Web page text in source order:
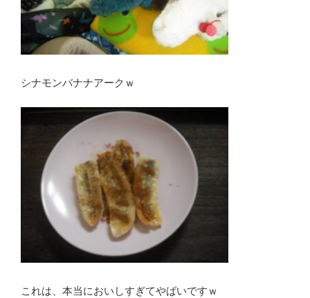
シナモンバナナアークｗ
これは、本当においしすぎてやばいですｗ